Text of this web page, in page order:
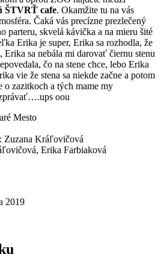
ŠTVRŤ cafe. Okamžite tu na vás
Čaká vás precízne prezlečený
parteru, skvelá kávička a na mieru šité
Erika je super, Erika sa rozhodla, že
Erika sa nebála mi darovať čiernu stenu
čo na stene chce, lebo Erika
vie že stena sa niekde začne a potom
o zazitkoch a tých mame my
oou
Mesto
Zuzana Kráľovičová
Erika Farbiaková
2019